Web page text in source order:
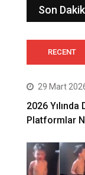
Son
RECENT
29 Mart
2026
Platformlar